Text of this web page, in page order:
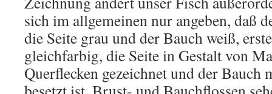
sich im allgemeinen nur angeben, daß
die Seite grau und der Bauch weiß,
gleichfarbig, die Seite in Gestalt von
Querflecken gezeichnet und der Bauch